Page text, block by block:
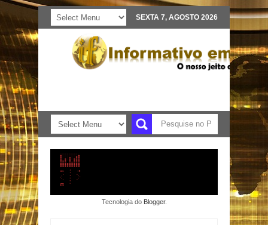
SEXTA 7, AGOSTO 2026
Tecnologia do Blogger.